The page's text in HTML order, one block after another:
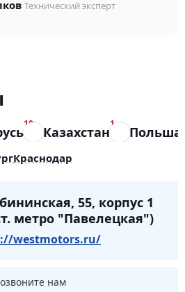
Технический эксперт
10
Казахстан
1
Польша
Краснодар
55, корпус 1
метро "Павелецкая")
westmotors.ru/
нам